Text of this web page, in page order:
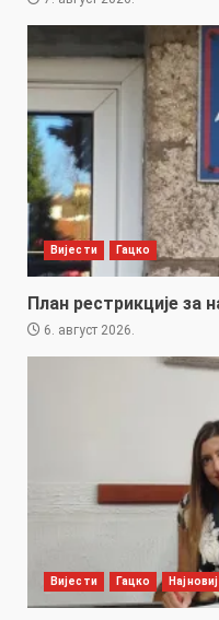
Вијести Гацко
План рестрикције за
6. август 2026.
Вијести Гацко